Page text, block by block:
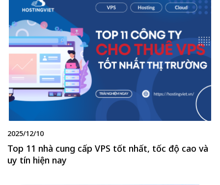
2025/12/10
Top 11 nhà cung cấp VPS tốt nhất, tốc độ cao và
uy tín hiện nay